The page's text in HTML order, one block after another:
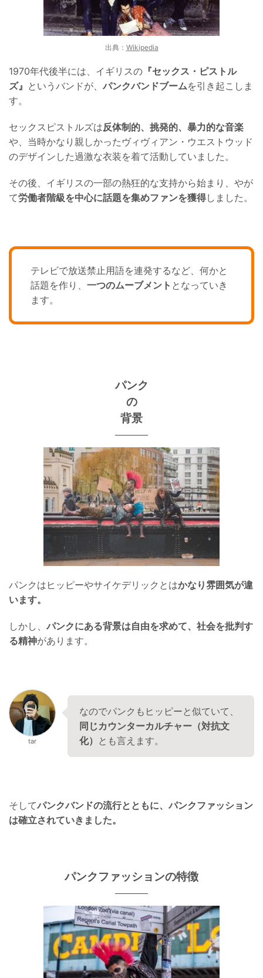
出典： Wikipedia
1970年代後半には、イギリスの 『セックス・ピストル
ズ』 というバンドが、 パンクバンドブームを引き起こしま
す。
セックスピストルズは反体制的、挑発的、暴力的な音楽
や、当時かなり親しかったヴィヴィアン・ウエストウッド
のデザインした過激な衣装を着て活動していました。
その後、イギリスの一部の熱狂的な支持から始まり、やが
て労働者階級を中心に話題を集めファンを獲得しました。
テレビで放送禁止用語を連発するなど、何かと
話題を作り、 一つのムーブメント となっていき
ます。
パンク
の
背景
パンクはヒッピーやサイケデリックとはかなり雰囲気が違
います。
しかし、 パンクにある背景は自由を求めて、社会を批判す
る精神があります。
tar
なのでパンクもヒッピーと似ていて、
同じカウンターカルチャー（対抗文
化） とも言えます。
そしてパンクバンドの流行とともに、パンクファッション
は確立されていきました。
パンクファッションの特徴